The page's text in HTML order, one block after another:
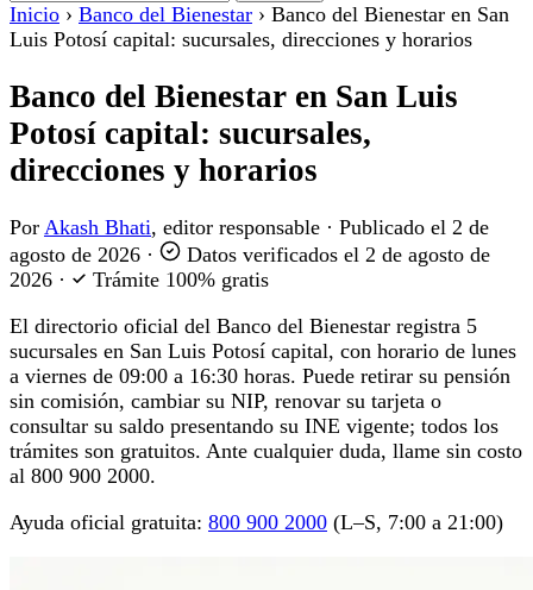
Inicio › Banco del Bienestar › Banco del Bienestar en San
Luis Potosí capital: sucursales, direcciones y horarios
Banco del Bienestar en San Luis
Potosí capital: sucursales,
direcciones y horarios
Por Akash Bhati, editor responsable · Publicado el 2 de
agosto de 2026 · Datos verificados el 2 de agosto de
2026 ·
Trámite 100% gratis
El directorio oficial del Banco del Bienestar registra 5
sucursales en San Luis Potosí capital, con horario de lunes
a viernes de 09:00 a 16:30 horas. Puede retirar su pensión
sin comisión, cambiar su NIP, renovar su tarjeta o
consultar su saldo presentando su INE vigente; todos los
trámites son gratuitos. Ante cualquier duda, llame sin costo
al 800 900 2000.
Ayuda oficial gratuita: 800 900 2000 (L–S, 7:00 a 21:00)